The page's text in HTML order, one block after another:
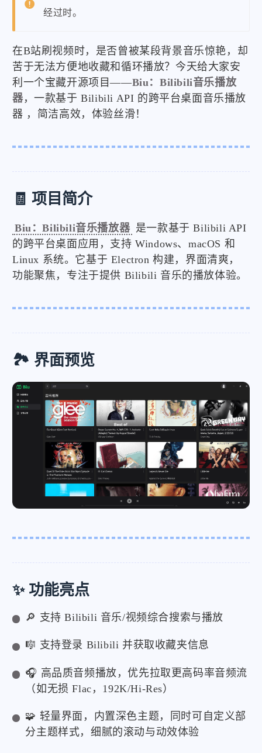
经过时。
在B站刷视频时，是否曾被某段背景音乐惊艳，却
苦于无法方便地收藏和循环播放？今天给大家安
利一个宝藏开源项目——Biu：Bilibili音乐播放
器，一款基于 Bilibili API 的跨平台桌面音乐播放
器 ，简洁高效，体验丝滑！
🧾 项目简介
Biu：Bilibili音乐播放器 是一款基于 Bilibili API
的跨平台桌面应用，支持 Windows、macOS 和
Linux 系统。它基于 Electron 构建，界面清爽，
功能聚焦，专注于提供 Bilibili 音乐的播放体验。
🏞️ 界面预览
✨ 功能亮点
🔎 支持 Bilibili 音乐/视频综合搜索与播放
🎼 支持登录 Bilibili 并获取收藏夹信息
🎧 高品质音频播放，优先拉取更高码率音频流
（如无损 Flac，192K/Hi-Res）
🧩 轻量界面，内置深色主题，同时可自定义部
分主题样式，细腻的滚动与动效体验